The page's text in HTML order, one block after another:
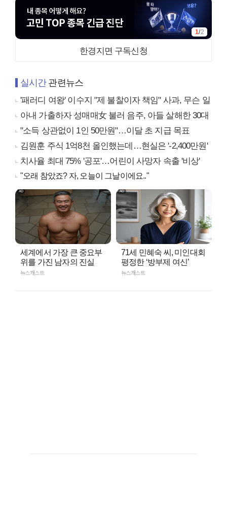
1/2
한경지면 구독신청
실시간관련뉴스
'패러디 여왕' 이수지 "제 불찰이자 책임" 사과, 무슨 일
아내 가출하자 성매매女 불러 음주, 아들 살해한 30대
"소득 상관없이 1인 50만원"…이달 초 지급 목표
김원훈 주식 1억8천 올인했는데…현실은 '-2,400만원'
치사율 최대 75% '공포'…어린이 사망자 속출 '비상'
"오래 참았죠? 자, 오늘이 그날이에요.."
세계에서 가장 큰 중요부
위를 가진 남자의 진실
뉴스캐스트
71세 민혜숙 씨, 미인대회
평정한 ‘방부제 여신’
뉴스캐스트